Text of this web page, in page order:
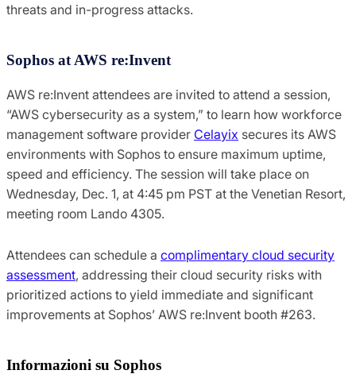
threats and in-progress attacks.
Sophos at AWS re:Invent
AWS re:Invent attendees are invited to attend a session,
“AWS cybersecurity as a system,” to learn how workforce
management software provider Celayix secures its AWS
environments with Sophos to ensure maximum uptime,
speed and efficiency. The session will take place on
Wednesday, Dec. 1, at 4:45 pm PST at the Venetian Resort,
meeting room Lando 4305.
Attendees can schedule a complimentary cloud security
assessment, addressing their cloud security risks with
prioritized actions to yield immediate and significant
improvements at Sophos’ AWS re:Invent booth #263.
Informazioni su Sophos